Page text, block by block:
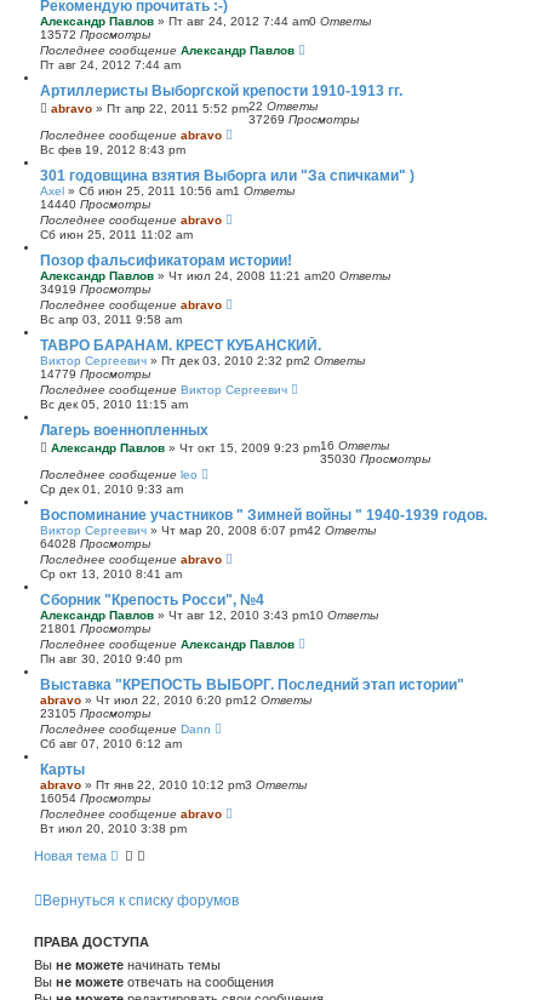
Рекомендую прочитать :-)
Александр Павлов » Пт авг 24, 2012 7:44 am0 Ответы
13572 Просмотры
Последнее сообщение Александр Павлов
Пт авг 24, 2012 7:44 am
Артиллеристы Выборгской крепости 1910-1913 гг.
abravo » Пт апр 22, 2011 5:52 pm22 Ответы
37269 Просмотры
Последнее сообщение abravo
Вс фев 19, 2012 8:43 pm
301 годовщина взятия Выборга или "За спичками" )
Axel » Сб июн 25, 2011 10:56 am1 Ответы
14440 Просмотры
Последнее сообщение abravo
Сб июн 25, 2011 11:02 am
Позор фальсификаторам истории!
Александр Павлов » Чт июл 24, 2008 11:21 am20 Ответы
34919 Просмотры
Последнее сообщение abravo
Вс апр 03, 2011 9:58 am
ТАВРО БАРАНАМ. КРЕСТ КУБАНСКИЙ.
Виктор Сергеевич » Пт дек 03, 2010 2:32 pm2 Ответы
14779 Просмотры
Последнее сообщение Виктор Сергеевич
Вс дек 05, 2010 11:15 am
Лагерь военнопленных
Александр Павлов » Чт окт 15, 2009 9:23 pm16 Ответы
35030 Просмотры
Последнее сообщение leo
Ср дек 01, 2010 9:33 am
Воспоминание участников " Зимней войны " 1940-1939 годов.
Виктор Сергеевич » Чт мар 20, 2008 6:07 pm42 Ответы
64028 Просмотры
Последнее сообщение abravo
Ср окт 13, 2010 8:41 am
Сборник "Крепость Росси", №4
Александр Павлов » Чт авг 12, 2010 3:43 pm10 Ответы
21801 Просмотры
Последнее сообщение Александр Павлов
Пн авг 30, 2010 9:40 pm
Выставка "КРЕПОСТЬ ВЫБОРГ. Последний этап истории"
abravo » Чт июл 22, 2010 6:20 pm12 Ответы
23105 Просмотры
Последнее сообщение Dann
Сб авг 07, 2010 6:12 am
Карты
abravo » Пт янв 22, 2010 10:12 pm3 Ответы
16054 Просмотры
Последнее сообщение abravo
Вт июл 20, 2010 3:38 pm
Новая тема
Вернуться к списку форумов
ПРАВА ДОСТУПА
Вы не можете начинать темы
Вы не можете отвечать на сообщения